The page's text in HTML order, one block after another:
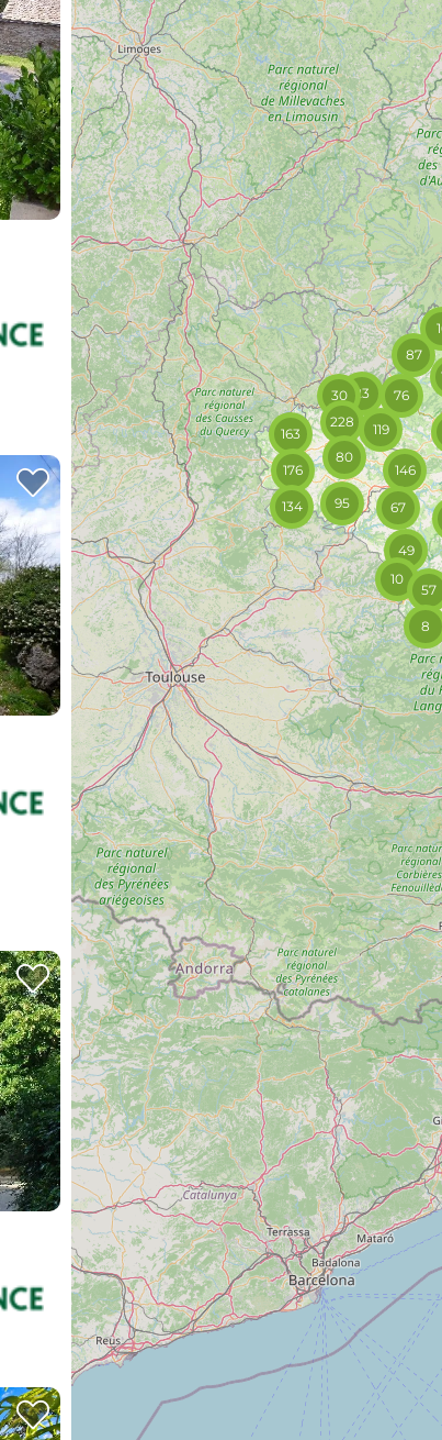
10
49
30
80
23
67
8
57
228
76
146
176
119
134 95
163
87